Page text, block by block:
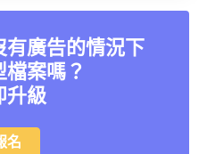
廣告的情況下
案嗎？
升級
名